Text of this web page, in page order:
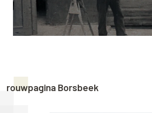
rouwpagina Borsbeek